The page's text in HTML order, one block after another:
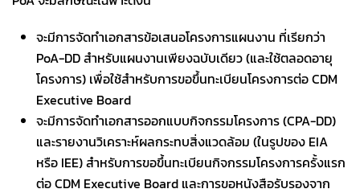
จะมีการจัดทำเอกสารข้อเสนอโครงการแผนงาน ที่เรียกว่า
PoA-DD สำหรับแผนงานเพียงฉบับเดียว (และใช้ตลอดอายุ
โครงการ) เพื่อใช้สำหรับการขอขึ้นทะเบียนโครงการต่อ CDM
Executive Board
จะมีการจัดทำเอกสารออกแบบกิจกรรมโครงการ (CPA-DD)
และรายงานวิเคราะห์ผลกระทบสิ่งแวดล้อม (ในรูปของ EIA
หรือ IEE) สำหรับการขอขึ้นทะเบียนกิจกรรมโครงการครั้งแรก
ต่อ CDM Executive Board และการขอหนังสือรับรองจาก